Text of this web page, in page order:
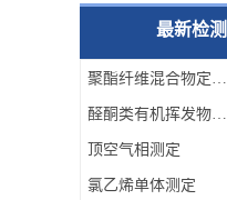
最新检测
聚酯纤维混合物定量分析
醛酮类有机挥发物测定
顶空气相测定
氯乙烯单体测定